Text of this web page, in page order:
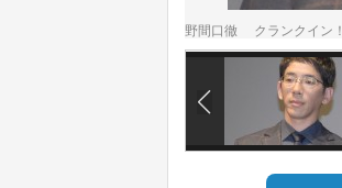
野間口徹 クランクイン！